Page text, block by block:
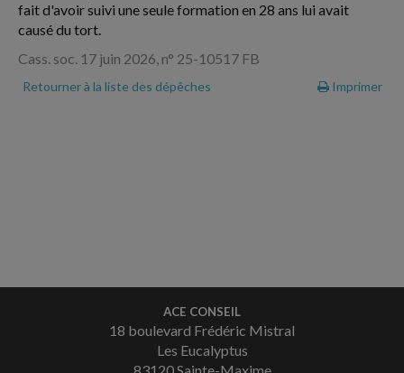
fait d'avoir suivi une seule formation en 28 ans lui avait
causé du tort.
Cass. soc. 17 juin 2026, n° 25-10517 FB
Retourner à la liste des dépêches Imprimer
ACE CONSEIL
18 boulevard Frédéric Mistral
Les Eucalyptus